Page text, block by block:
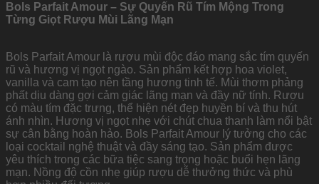
Bols Parfait Amour – Sự Quyến Rũ Tím Mộng Trong
Từng Giọt Rượu Mùi Lãng Mạn
Bols Parfait Amour là rượu mùi độc đáo mang sắc tím quyến
rũ và hương vị ngọt ngào. Sản phẩm kết hợp hoa violet,
vanilla và cam tạo nên tầng hương tinh tế. Mùi thơm phảng
phất dịu dàng gợi cảm giác lãng mạn và đầy nữ tính. Rượu
có màu tím đặc trưng, thể hiện nét đẹp huyền bí và thu hút
ánh nhìn. Hương vị ngọt nhẹ với chút chua thanh làm nổi bật
sự cân bằng hoàn hảo. Bols Parfait Amour lý tưởng cho các
loại cocktail nghệ thuật và đầy sáng tạo. Sản phẩm được
yêu thích trong các bữa tiệc sang trọng hoặc buổi hẹn lãng
mạn. Nồng độ cồn nhẹ giúp rượu dễ thưởng thức và phù